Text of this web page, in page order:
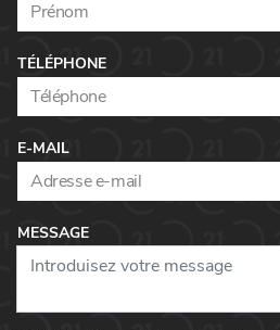
TÉLÉPHONE
E-MAIL
MESSAGE